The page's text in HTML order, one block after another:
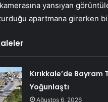
yansıyan
apartmana girerken
Kırıkkale’de Bayram
Yoğunlaştı
Ağustos 6, 2026